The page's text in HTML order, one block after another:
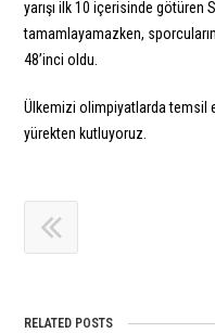
yarışı ilk 10 içerisinde götüren
tamamlayamazken,
48’inci oldu.
Ülkemizi olimpiyatlarda temsil
yürekten kutluyoruz.
RELATED POSTS